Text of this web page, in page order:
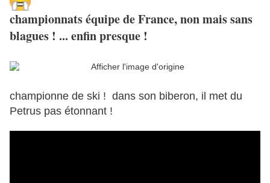
championnats équipe de France, non mais sans
blagues ! ... enfin presque !
championne de ski ! dans son biberon, il met du
Petrus pas étonnant !